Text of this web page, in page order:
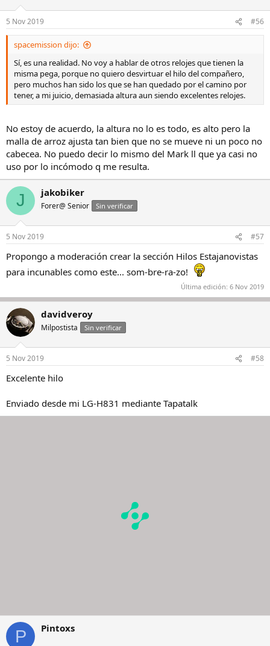
5 Nov 2019 #56
spacemission dijo:
Sí, es una realidad. No voy a hablar de otros relojes que tienen la
misma pega, porque no quiero desvirtuar el hilo del compañero,
pero muchos han sido los que se han quedado por el camino por
tener, a mi juicio, demasiada altura aun siendo excelentes relojes.
No estoy de acuerdo, la altura no lo es todo, es alto pero la
malla de arroz ajusta tan bien que no se mueve ni un poco no
cabecea. No puedo decir lo mismo del Mark ll que ya casi no
uso por lo incómodo q me resulta.
J jakobiker
Forer@ Senior Sin verificar
5 Nov 2019 #57
Propongo a moderación crear la sección Hilos Estajanovistas
para incunables como este... som-bre-ra-zo!
Última edición: 6 Nov 2019
davidveroy
Milpostista Sin verificar
5 Nov 2019 #58
Excelente hilo
Enviado desde mi LG-H831 mediante Tapatalk
P Pintoxs